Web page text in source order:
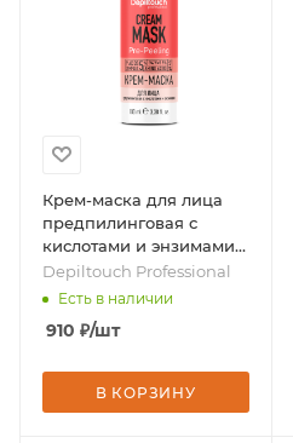
Крем-маска для лица
предпилинговая с
кислотами и энзимами,
100 мл, бренд -
Depiltouch Professional
Depiltouch Professional
Есть в наличии
910 ₽/шт
В КОРЗИНУ